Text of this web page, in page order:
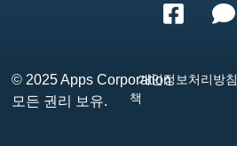
© 2025Apps Corporation
모든 권리 보유.
개인정보처리방침
책